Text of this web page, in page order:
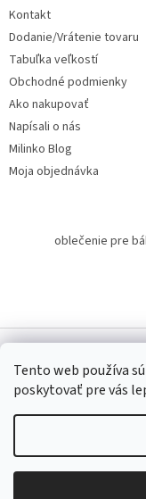
Tento web používa
poskytovať pre vás
Kontakt
Dodanie/Vrátenie tovaru
Tabuľka veľkostí
Obchodné podmienky
Ako nakupovať
Napísali o nás
Milinko Blog
Moja objednávka
oblečenie pre